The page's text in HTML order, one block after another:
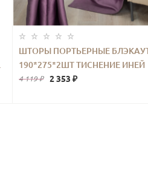
ШТОРЫ ПОРТЬЕРНЫЕ
190*275*2ШТ ТИСНЕНИЕ ИНЕЙ
ФИОЛЕТОВЫЙ
4 119 ₽ 2 353 ₽